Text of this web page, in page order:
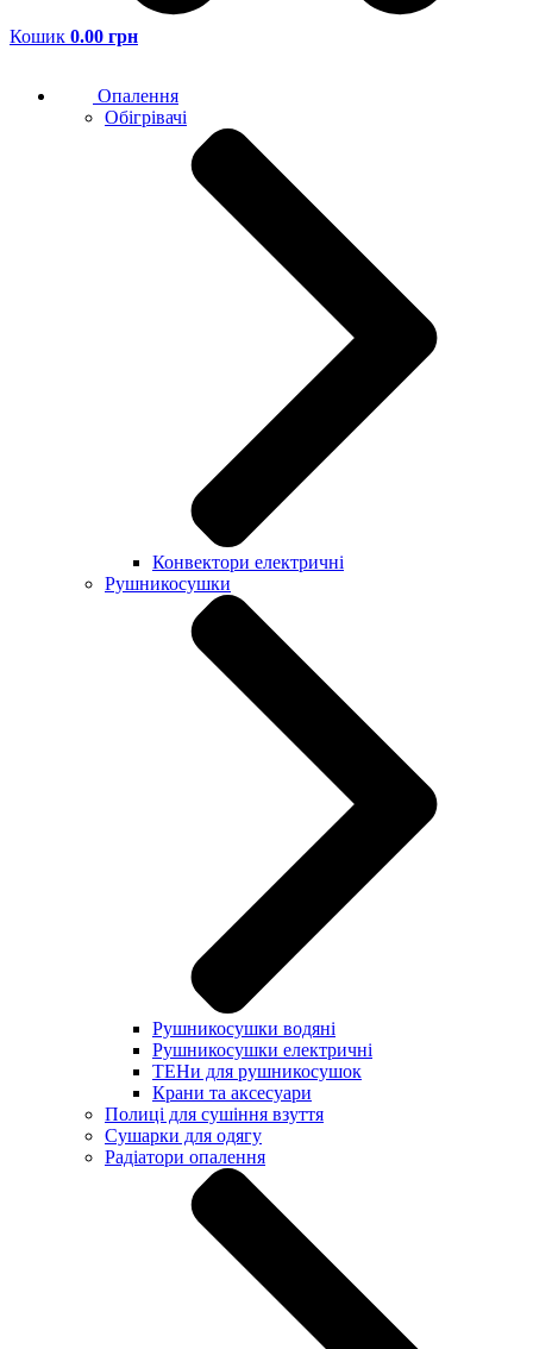
Кошик 0.00 грн
Опалення
Обігрівачі
Конвектори електричні
Рушникосушки
Рушникосушки водяні
Рушникосушки електричні
ТЕНи для рушникосушок
Крани та аксесуари
Полиці для сушіння взуття
Сушарки для одягу
Радіатори опалення